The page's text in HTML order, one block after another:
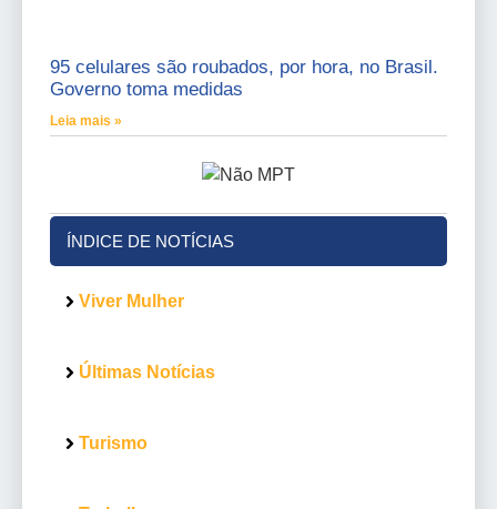
95 celulares são roubados, por hora, no Brasil.
Governo toma medidas
Leia mais »
ÍNDICE DE NOTÍCIAS
Viver Mulher
Últimas Notícias
Turismo